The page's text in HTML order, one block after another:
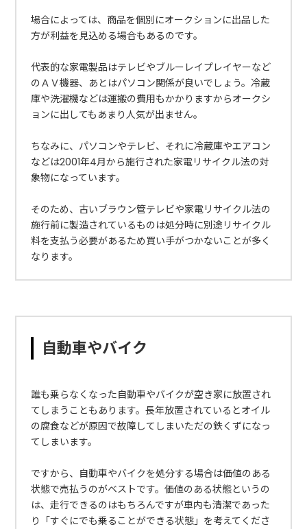
場合によっては、商品を個別にオークションに出品した
方が利益を見込める場合もあるのです。
代表的な家電製品はテレビやブルーレイプレイヤーなど
のＡＶ機器、あとはパソコン関係が良いでしょう。冷蔵
庫や洗濯機などは運搬の費用もかかりますからオークシ
ョンに出してもあまり人気が出ません。
ちなみに、パソコンやテレビ、それに冷蔵庫やエアコン
などは2001年4月から施行された家電リサイクル法の対
象物になっています。
そのため、古いブラウン管テレビや家電リサイクル法の
施行前に製造されているものは処分時に別途リサイクル
料を支払う必要があるため買い手がつかないことが多く
なります。
自動車やバイク
誰も乗らなくなった自動車やバイクが空き家に放置され
てしまうこともあります。長年放置されているとオイル
の腐食などが原因で故障してしまいただの鉄くずになっ
てしまいます。
ですから、自動車やバイクを処分する場合は価値のある
状態で売払うのがベストです。価値のある状態というの
は、走行できるのはもちろんですが車内も清潔であった
り「すぐにでも乗ることができる状態」を考えてくださ